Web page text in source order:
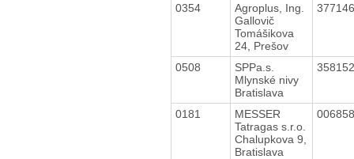
0354
Agroplus, Ing.
Gallovič
Tomášikova
24, Prešov
0508
SPPa.s.
Mlynské nivy
Bratislava
0181
MESSER
Tatragas s.r.o.
Chalupkova 9,
Bratislava